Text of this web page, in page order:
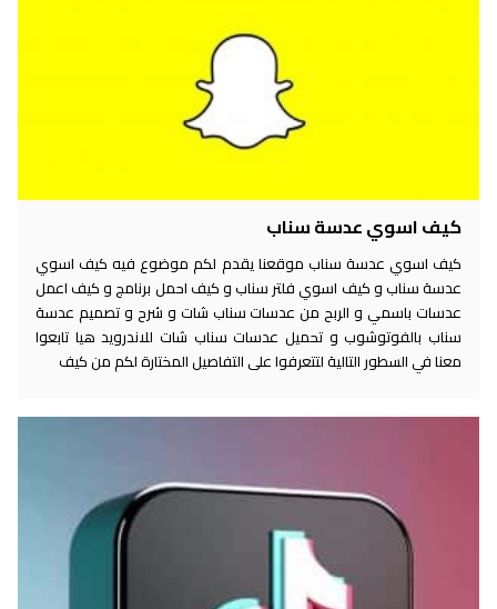
كيف اسوي عدسة سناب
كيف اسوي عدسة سناب موقعنا يقدم لكم موضوع فيه كيف اسوي
عدسة سناب و كيف اسوي فلتر سناب و كيف احمل برنامج و كيف اعمل
عدسات باسمي و الربح من عدسات سناب شات و شرح و تصميم عدسة
سناب بالفوتوشوب و تحميل عدسات سناب شات للاندرويد هيا تابعوا
معنا في السطور التالية لتتعرفوا على التفاصيل المختارة لكم من كيف